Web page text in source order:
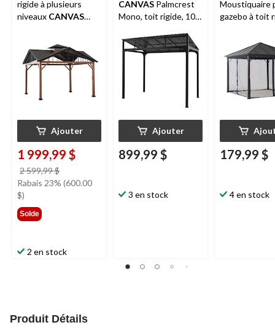
rigide à plusieurs
niveaux CANVAS
Ajouter
1 999,99 $
2 599,99 $
était
Rabais 23% (600.00
$)
Solde
2 en stock
CANVAS Palmcrest
Mono, toit rigide, 10
Ajouter
899,99 $
3 en stock
Moustiquaire
gazebo à toit
179,99 $
4 en stock
Produit Détails